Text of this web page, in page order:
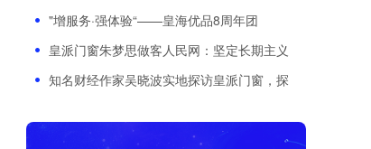
"增服务·强体验“——皇海优品8周年团
皇派门窗朱梦思做客人民网：坚定长期主义
知名财经作家吴晓波实地探访皇派门窗，探